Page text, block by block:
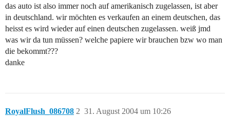
das auto ist also immer noch auf amerikanisch zugelassen, ist aber
in deutschland. wir möchten es verkaufen an einem deutschen, das
heisst es wird wieder auf einen deutschen zugelassen. weiß jmd
was wir da tun müssen? welche papiere wir brauchen bzw wo man
die bekommt???
danke
RoyalFlush_086708 31. August 2004 um 10:26
2